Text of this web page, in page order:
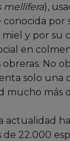
mellifera),
por
y por su
en
obreras. No
solo una
mucho más
actualidad
de 22.000